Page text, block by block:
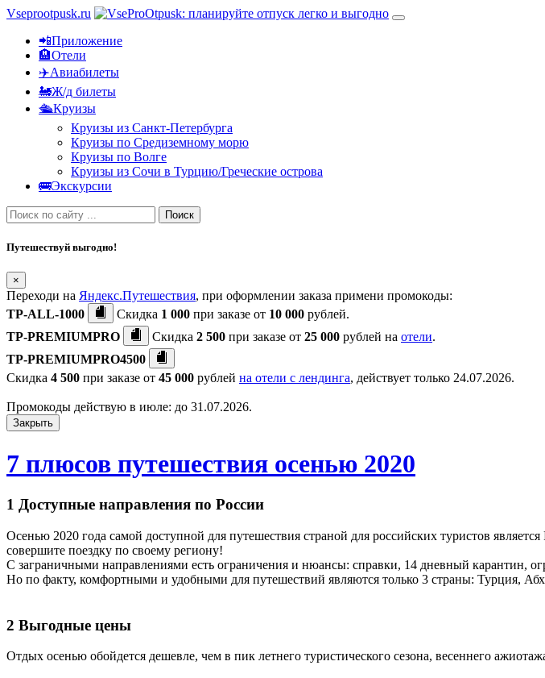
Vseprootpusk.ru
📲Приложение
🏨Отели
✈️Авиабилеты
🚂Ж/д билеты
🛳Круизы
Круизы из Санкт-Петербурга
Круизы по Средиземному морю
Круизы по Волге
Круизы из Сочи в Турцию/Греческие острова
🚌Экскурсии
Поиск
Путешествуй выгодно!
×
Переходи на Яндекс.Путешествия, при оформлении заказа примени промокоды:
TP-ALL-1000
Скидка 1 000 при заказе от 10 000 рублей.
TP-PREMIUMPRO
Скидка 2 500 при заказе от 25 000 рублей на отели.
TP-PREMIUMPRO4500
Скидка 4 500 при заказе от 45 000 рублей на отели с лендинга, действует только 24.07.2026.
Промокоды действую в июле: до 31.07.2026.
Закрыть
7 плюсов путешествия осенью 2020
1 Доступные направления по России
Осенью 2020 года самой доступной для путешествия страной для российских туристов
совершите поездку по своему региону!
С заграничными направлениями есть ограничения и нюансы: справки, 14 дневный карантин,
Но по факту, комфортными и удобными для путешествий являются только 3 страны: Турция,
2 Выгодные цены
Отдых осенью обойдется дешевле, чем в пик летнего туристического сезона, весеннего